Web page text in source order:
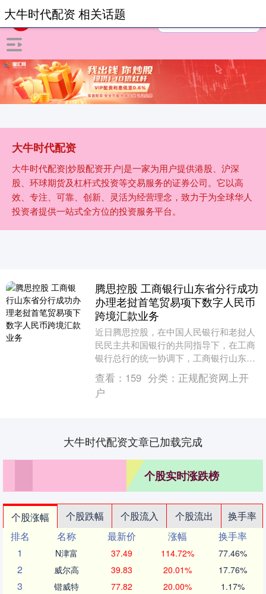
大牛时代配资
大牛时代配资|炒股配资开户|是一家为用户提供港股、沪深
股、环球期货及杠杆式投资等交易服务的证券公司。它以高
效、专注、可靠、创新、灵活为经营理念，致力于为全球华人
投资者提供一站式全方位的投资服务平台。
大牛时代配资 相关话题
腾思控股 工商银行山东省分行成功
办理老挝首笔贸易项下数字人民币
跨境汇款业务
近日腾思控股，在中国人民银行和老挝人
民民主共和国银行的共同指导下，在工商
银行总行的统一协调下，工商银行山东省
分行与万象分行紧密联动，成功办理了老
挝首笔具有真实贸....
查看： 159 分类： 正规配资网上开
户
大牛时代配资文章已加载完成
个股实时涨跌榜
个股涨幅 个股跌幅 个股流入 个股流出
换手率
排名
名称 最新价 涨幅
换手率
1
N津富 37.49 114.72% 77.46%
2 威尔高 39.83 20.01% 17.76%
3 锴威特 77.82 20.00% 1.17%